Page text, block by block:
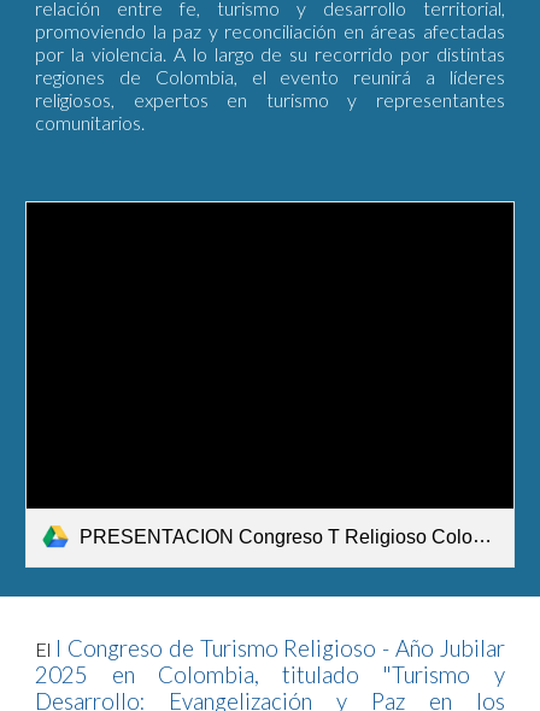
relación entre fe, turismo y desarrollo territorial,
promoviendo la paz y reconciliación en áreas afectadas
por la violencia. A lo largo de su recorrido por distintas
regiones de Colombia, el evento reunirá a líderes
religiosos, expertos en turismo y representantes
comunitarios.
PRESENTACION Congreso T Religioso Colombia 2025 V05-25.pdf
El I Congreso de Turismo Religioso - Año Jubilar
2025 en Colombia, titulado "Turismo y
Desarrollo: Evangelización y Paz en los